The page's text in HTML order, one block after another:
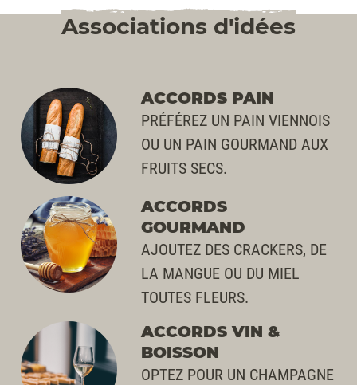
Associations d'idées
ACCORDS PAIN
PRÉFÉREZ UN PAIN VIENNOIS
OU UN PAIN GOURMAND AUX
FRUITS SECS.
ACCORDS
GOURMAND
AJOUTEZ DES CRACKERS, DE
LA MANGUE OU DU MIEL
TOUTES FLEURS.
ACCORDS VIN &
BOISSON
OPTEZ POUR UN CHAMPAGNE